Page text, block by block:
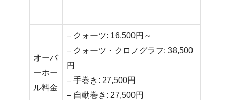
オーバ
ーホー
ル料金
– クォーツ: 16,500円～
– クォーツ・クロノグラフ: 38,500
円
– 手巻き: 27,500円
– 自動巻き: 27,500円